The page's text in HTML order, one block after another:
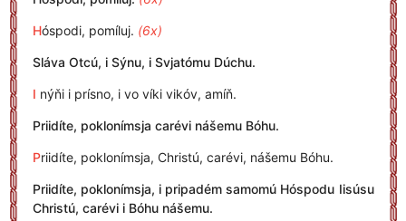
Hóspodi, pomíluj. (6x)
Sláva Otcú, i Sýnu, i Svjatómu Dúchu.
I nýňi i prísno, i vo víki vikóv, amíň.
Priidíte, poklonímsja carévi nášemu Bóhu.
Priidíte, poklonímsja, Christú, carévi, nášemu Bóhu.
Priidíte, poklonímsja, i pripadém samomú Hóspodu Iisúsu
Christú, carévi i Bóhu nášemu.